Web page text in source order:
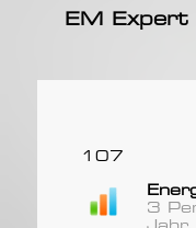
EM Expert
107
3